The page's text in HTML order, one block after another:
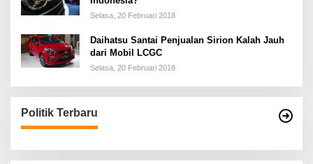
Selasa, 20 Februari 2018
Daihatsu Santai Penjualan Sirion Kalah Jauh
dari Mobil LCGC
Selasa, 20 Februari 2018
Politik Terbaru